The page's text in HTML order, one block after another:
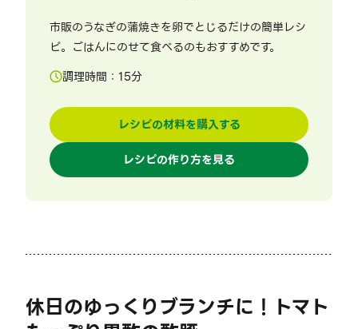
市販のうなぎの蒲焼きを卵でとじるだけの簡単レシ
ピ。ごはんにのせて食べるのもおすすめです。
調理時間： 15分
レシピの材料を購入する
レシピの作り方を見る
休日のゆっくりブランチに！トマト